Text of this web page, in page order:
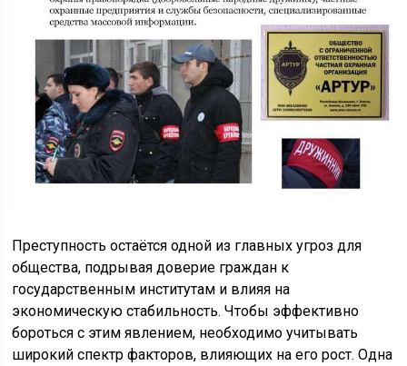
Преступность остаётся одной из главных угроз для
общества, подрывая доверие граждан к
государственным институтам и влияя на
экономическую стабильность. Чтобы эффективно
бороться с этим явлением, необходимо учитывать
широкий спектр факторов, влияющих на его рост. Одна